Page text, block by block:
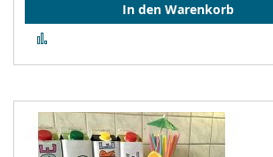
In den Warenkorb
hinzufügen